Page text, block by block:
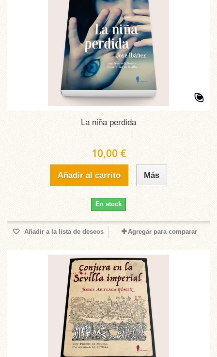
La niña perdida
10,00 €
Añadir al carrito Más
En stock
Añadir a la lista de deseos Agregar para comparar